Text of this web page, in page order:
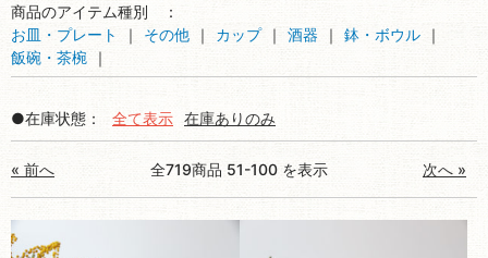
商品のアイテム種別 ：
お皿・プレート
その他 カップ 酒器
鉢・ボウル
飯碗・茶椀
●在庫状態： 全て表示 在庫ありのみ
« 前へ 全719商品 51-100 を表示 次へ »